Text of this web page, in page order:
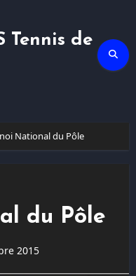
Tennis de
National du Pôle
du Pôle
2015